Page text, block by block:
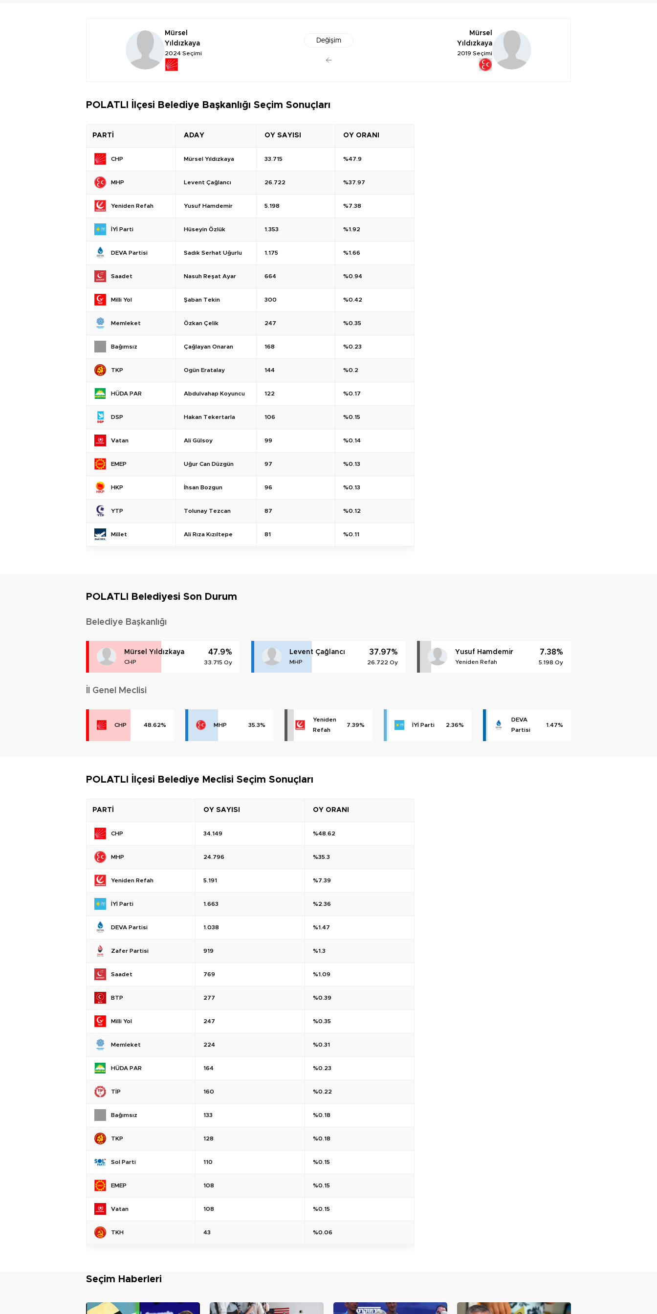
Mürsel
Yıldızkaya
2024 Seçimi
Değişim
Mürsel
Yıldızkaya
2019 Seçimi
POLATLI İlçesi Belediye Başkanlığı Seçim Sonuçları
PARTİ ADAY OY SAYISI OY ORANI
CHP Mürsel Yıldızkaya 33.715 %47.9
MHP Levent Çağlancı 26.722 %37.97
Yeniden Refah Yusuf Hamdemir 5.198 %7.38
İYİ Parti Hüseyin Özlük 1.353 %1.92
DEVA Partisi Sadık Serhat Uğurlu 1.175 %1.66
Saadet Nasuh Reşat Ayar 664 %0.94
Milli Yol Şaban Tekin 300 %0.42
Memleket Özkan Çelik 247 %0.35
Bağımsız Çağlayan Onaran 168 %0.23
TKP Ogün Eratalay 144 %0.2
HÜDA PAR Abdulvahap Koyuncu 122 %0.17
DSP Hakan Tekertarla 106 %0.15
Vatan Ali Gülsoy 99 %0.14
EMEP Uğur Can Düzgün 97 %0.13
HKP İhsan Bozgun 96 %0.13
YTP Tolunay Tezcan 87 %0.12
Millet Ali Rıza Kızıltepe 81 %0.11
POLATLI Belediyesi Son Durum
Belediye Başkanlığı
Mürsel Yıldızkaya
CHP
47.9%
33.715 Oy
Levent Çağlancı
MHP
37.97%
26.722 Oy
Yusuf Hamdemir
Yeniden Refah
7.38%
5.198 Oy
İl Genel Meclisi
CHP 48.62% MHP 35.3%
Yeniden
Refah
7.39% İYİ Parti 2.36%
DEVA
Partisi
1.47%
POLATLI İlçesi Belediye Meclisi Seçim Sonuçları
PARTİ OY SAYISI OY ORANI
CHP 34.149 %48.62
MHP 24.796 %35.3
Yeniden Refah 5.191 %7.39
İYİ Parti 1.663 %2.36
DEVA Partisi 1.038 %1.47
Zafer Partisi 919 %1.3
Saadet 769 %1.09
BTP 277 %0.39
Milli Yol 247 %0.35
Memleket 224 %0.31
HÜDA PAR 164 %0.23
TİP 160 %0.22
Bağımsız 133 %0.18
TKP 128 %0.18
Sol Parti 110 %0.15
EMEP 108 %0.15
Vatan 108 %0.15
TKH 43 %0.06
Seçim Haberleri